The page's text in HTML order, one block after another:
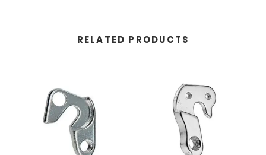
RELATED PRODUCTS